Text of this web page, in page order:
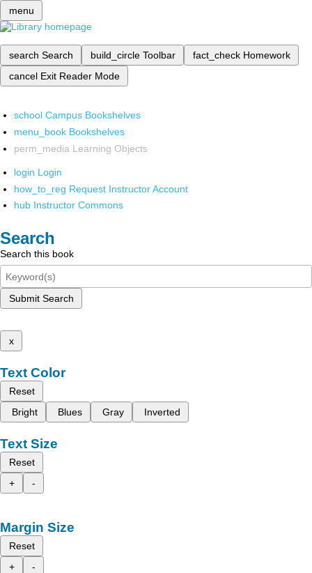
menu
search Search build_circle Toolbar fact_check Homework
cancel Exit Reader Mode
school Campus Bookshelves
menu_book Bookshelves
perm_media Learning Objects
login Login
how_to_reg Request Instructor Account
hub Instructor Commons
Search
Search this book
Submit Search
x
Text Color
Reset
Bright
Blues Gray Inverted
Text Size
Reset
+
-
Margin Size
Reset
+
-